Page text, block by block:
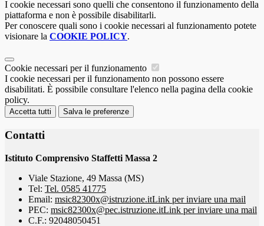
I cookie necessari sono quelli che consentono il funzionamento della
piattaforma e non è possibile disabilitarli.
Per conoscere quali sono i cookie necessari al funzionamento potete
visionare la COOKIE POLICY.
Cookie necessari per il funzionamento
I cookie necessari per il funzionamento non possono essere
disabilitati. È possibile consultare l'elenco nella pagina della cookie
policy.
Accetta tutti Salva le preferenze
Contatti
Istituto Comprensivo Staffetti Massa 2
Viale Stazione, 49 Massa (MS)
Tel: Tel. 0585 41775
Email: msic82300x@istruzione.itLink per inviare una mail
PEC: msic82300x@pec.istruzione.itLink per inviare una mail
C.F.: 92048050451